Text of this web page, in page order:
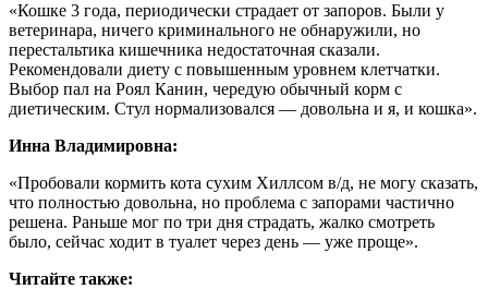
«Кошке 3 года, периодически страдает от запоров. Были у
ветеринара, ничего криминального не обнаружили, но
перестальтика кишечника недостаточная сказали.
Рекомендовали диету с повышенным уровнем клетчатки.
Выбор пал на Роял Канин, чередую обычный корм с
диетическим. Стул нормализовался — довольна и я, и кошка».
Инна Владимировна:
«Пробовали кормить кота сухим Хиллсом в/д, не могу сказать,
что полностью довольна, но проблема с запорами частично
решена. Раньше мог по три дня страдать, жалко смотреть
было, сейчас ходит в туалет через день — уже проще».
Читайте также: